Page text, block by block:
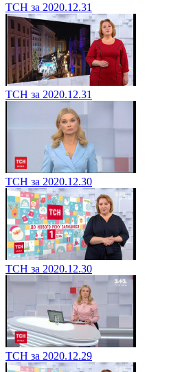
ТСН за 2020.12.31
ТСН за 2020.12.31
ТСН за 2020.12.30
ТСН за 2020.12.30
ТСН за 2020.12.29